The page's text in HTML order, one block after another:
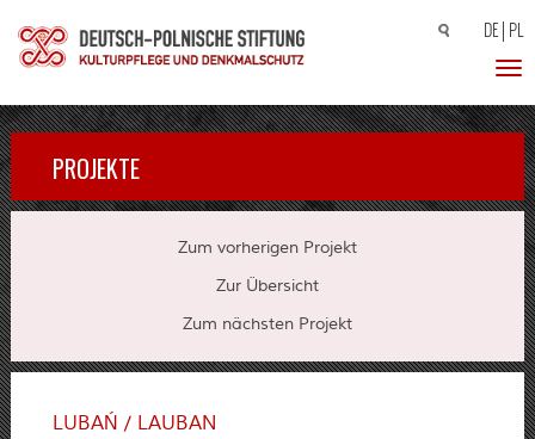
Suchen
DE PL
PROJEKTE
Zum vorherigen Projekt
Zur Übersicht
Zum nächsten Projekt
LUBAŃ / LAUBAN